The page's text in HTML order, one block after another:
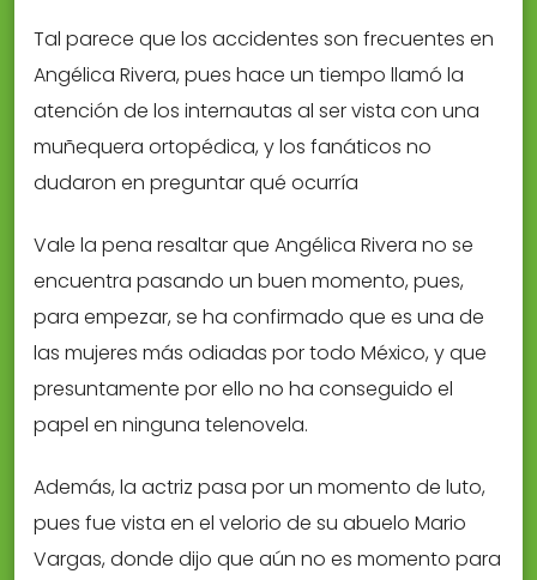
Tal parece que los accidentes son frecuentes en
Angélica Rivera, pues hace un tiempo llamó la
atención de los internautas al ser vista con una
muñequera ortopédica, y los fanáticos no
dudaron en preguntar qué ocurría
Vale la pena resaltar que Angélica Rivera no se
encuentra pasando un buen momento, pues,
para empezar, se ha confirmado que es una de
las mujeres más odiadas por todo México, y que
presuntamente por ello no ha conseguido el
papel en ninguna telenovela.
Además, la actriz pasa por un momento de luto,
pues fue vista en el velorio de su abuelo Mario
Vargas, donde dijo que aún no es momento para